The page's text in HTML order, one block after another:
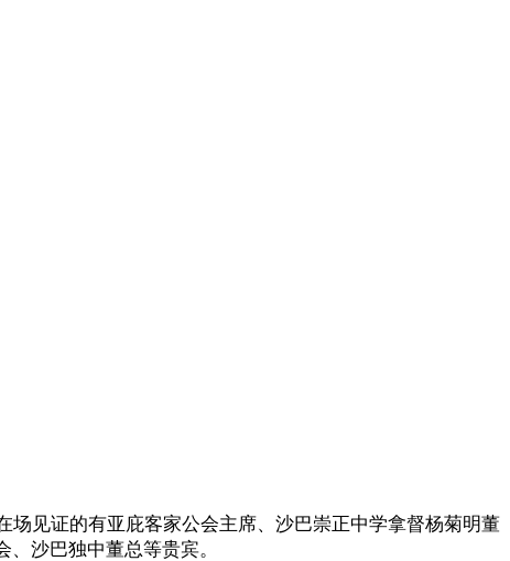
场见证的有亚庇客家公会主席、沙巴崇正中学拿督杨菊明董
沙巴独中董总等贵宾。